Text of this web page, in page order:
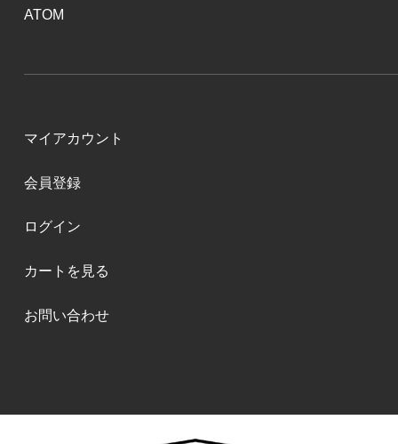
ATOM
マイアカウント
会員登録
ログイン
カートを見る
お問い合わせ